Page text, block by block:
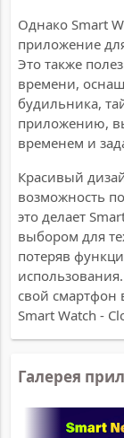
Однако Smart
приложение
Это также
времени,
будильника,
приложению,
временем и
Красивый
возможность
это делает
выбором для
потеряв
свой смартфон
Smart Watch -
Галерея